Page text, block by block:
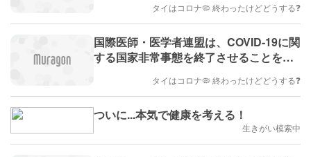
タイはコロナ🦠 終わったけどどうする❓
国際医師・医学者連盟は、COVID-19に関
する国家非常事態を終了させることを支
タイはコロナ🦠 終わったけどどうする❓
ついに...本気で健康を考える！
生きがい模索中